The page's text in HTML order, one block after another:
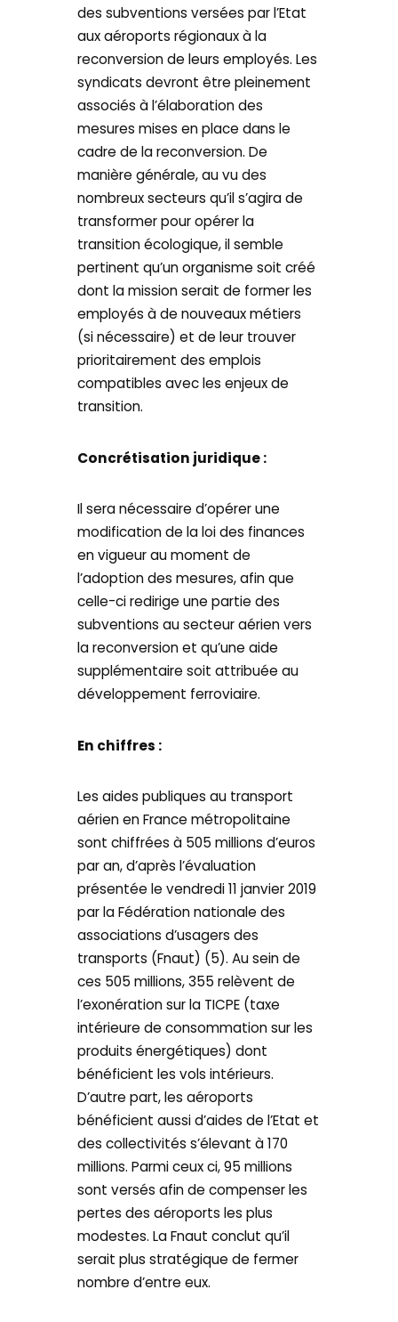
des subventions versées par l’Etat
aux aéroports régionaux à la
reconversion de leurs employés. Les
syndicats devront être pleinement
associés à l’élaboration des
mesures mises en place dans le
cadre de la reconversion. De
manière générale, au vu des
nombreux secteurs qu’il s’agira de
transformer pour opérer la
transition écologique, il semble
pertinent qu’un organisme soit créé
dont la mission serait de former les
employés à de nouveaux métiers
(si nécessaire) et de leur trouver
prioritairement des emplois
compatibles avec les enjeux de
transition.
Concrétisation juridique :
Il sera nécessaire d’opérer une
modification de la loi des finances
en vigueur au moment de
l’adoption des mesures, afin que
celle-ci redirige une partie des
subventions au secteur aérien vers
la reconversion et qu’une aide
supplémentaire soit attribuée au
développement ferroviaire.
En chiffres :
Les aides publiques au transport
aérien en France métropolitaine
sont chiffrées à 505 millions d’euros
par an, d’après l’évaluation
présentée le vendredi 11 janvier 2019
par la Fédération nationale des
associations d’usagers des
transports (Fnaut) (5). Au sein de
ces 505 millions, 355 relèvent de
l’exonération sur la TICPE (taxe
intérieure de consommation sur les
produits énergétiques) dont
bénéficient les vols intérieurs.
D’autre part, les aéroports
bénéficient aussi d’aides de l’Etat et
des collectivités s’élevant à 170
millions. Parmi ceux ci, 95 millions
sont versés afin de compenser les
pertes des aéroports les plus
modestes. La Fnaut conclut qu’il
serait plus stratégique de fermer
nombre d’entre eux.